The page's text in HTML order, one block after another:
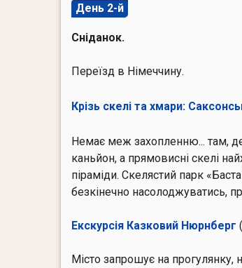
День 2-й
Сніданок.
Переїзд в Німеччину.
Крізь скелі та хмари:
Немає меж захопленню... там,
каньйон, а прямовисні скелі
піраміди. Скелястий парк
безкінечно насолоджуватись,
Екскурсія Казковий Нюрнберг
Місто запрошує на прогулянку,